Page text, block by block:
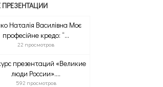
Наталія Василівна Моє
професійне кредо: “...
22 просмотров
презентаций «Великие
люди России»....
592 просмотров